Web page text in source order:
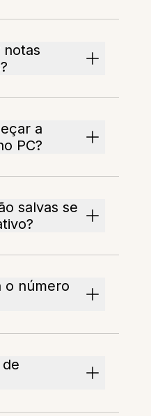
notas
a
PC?
salvas se
o número